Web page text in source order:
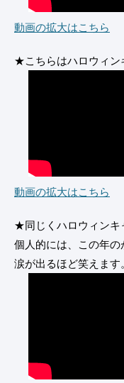
動画の拡大はこちら
★こちらはハロウィン
動画の拡大はこちら
★同じくハロウィンキ
個人的には、この年の
涙が出るほど笑えます